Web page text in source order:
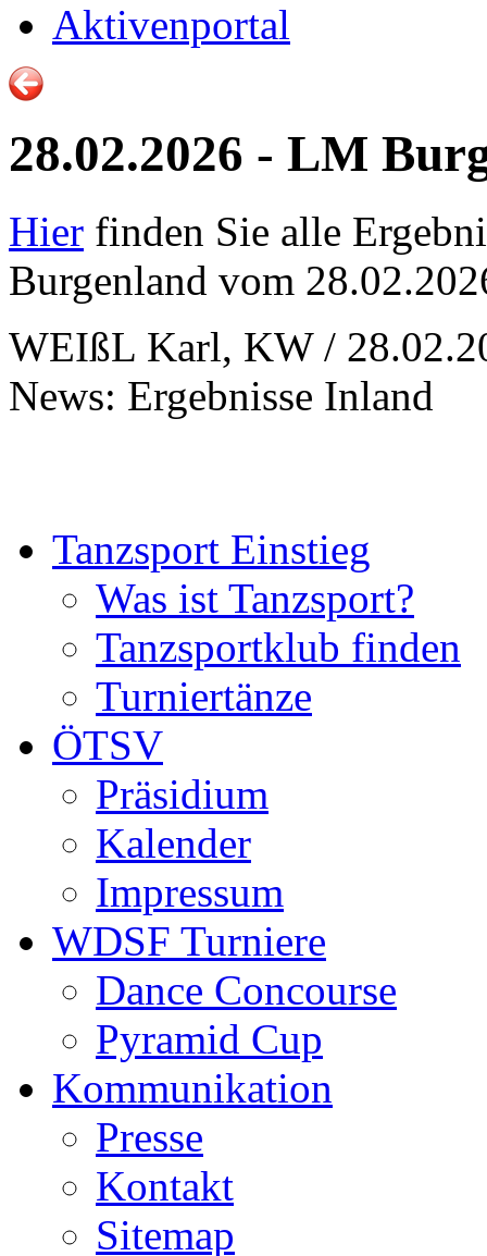
Aktivenportal
28.02.2026 - LM
Hier finden Sie alle
Burgenland vom
WEIßL Karl, KW /
News: Ergebnisse Inland
Tanzsport Einstieg
Was ist Tanzsport?
Tanzsportklub finden
Turniertänze
ÖTSV
Präsidium
Kalender
Impressum
WDSF Turniere
Dance Concourse
Pyramid Cup
Kommunikation
Presse
Kontakt
Sitemap